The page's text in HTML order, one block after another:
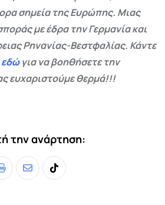
σημεία της Ευρώπης. Μιας
με έδρα την Γερμανία και
Ρηνανίας-Βεστφαλίας. Κάντε
εδώγια να βοηθήσετε την
ευχαριστούμε θερμά!!!
την ανάρτηση:
Print
ShareTiktok